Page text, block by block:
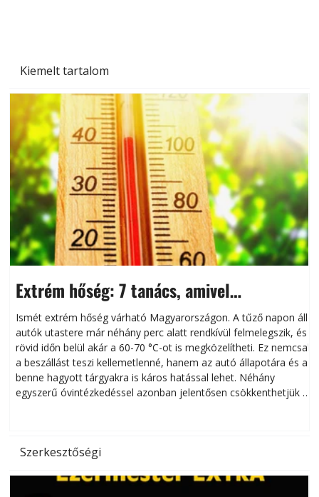
Kiemelt tartalom
Extrém hőség: 7 tanács, amivel
megóvhatjuk autónkat a nyári károktól
Ismét extrém hőség várható Magyarországon. A tűző napon álló
autók utastere már néhány perc alatt rendkívül felmelegszik, és
rövid időn belül akár a 60-70 °C-ot is megközelítheti. Ez nemcsak
a beszállást teszi kellemetlenné, hanem az autó állapotára és a
benne hagyott tárgyakra is káros hatással lehet. Néhány
egyszerű óvintézkedéssel azonban jelentősen csökkenthetjük a
Szerkesztőségi